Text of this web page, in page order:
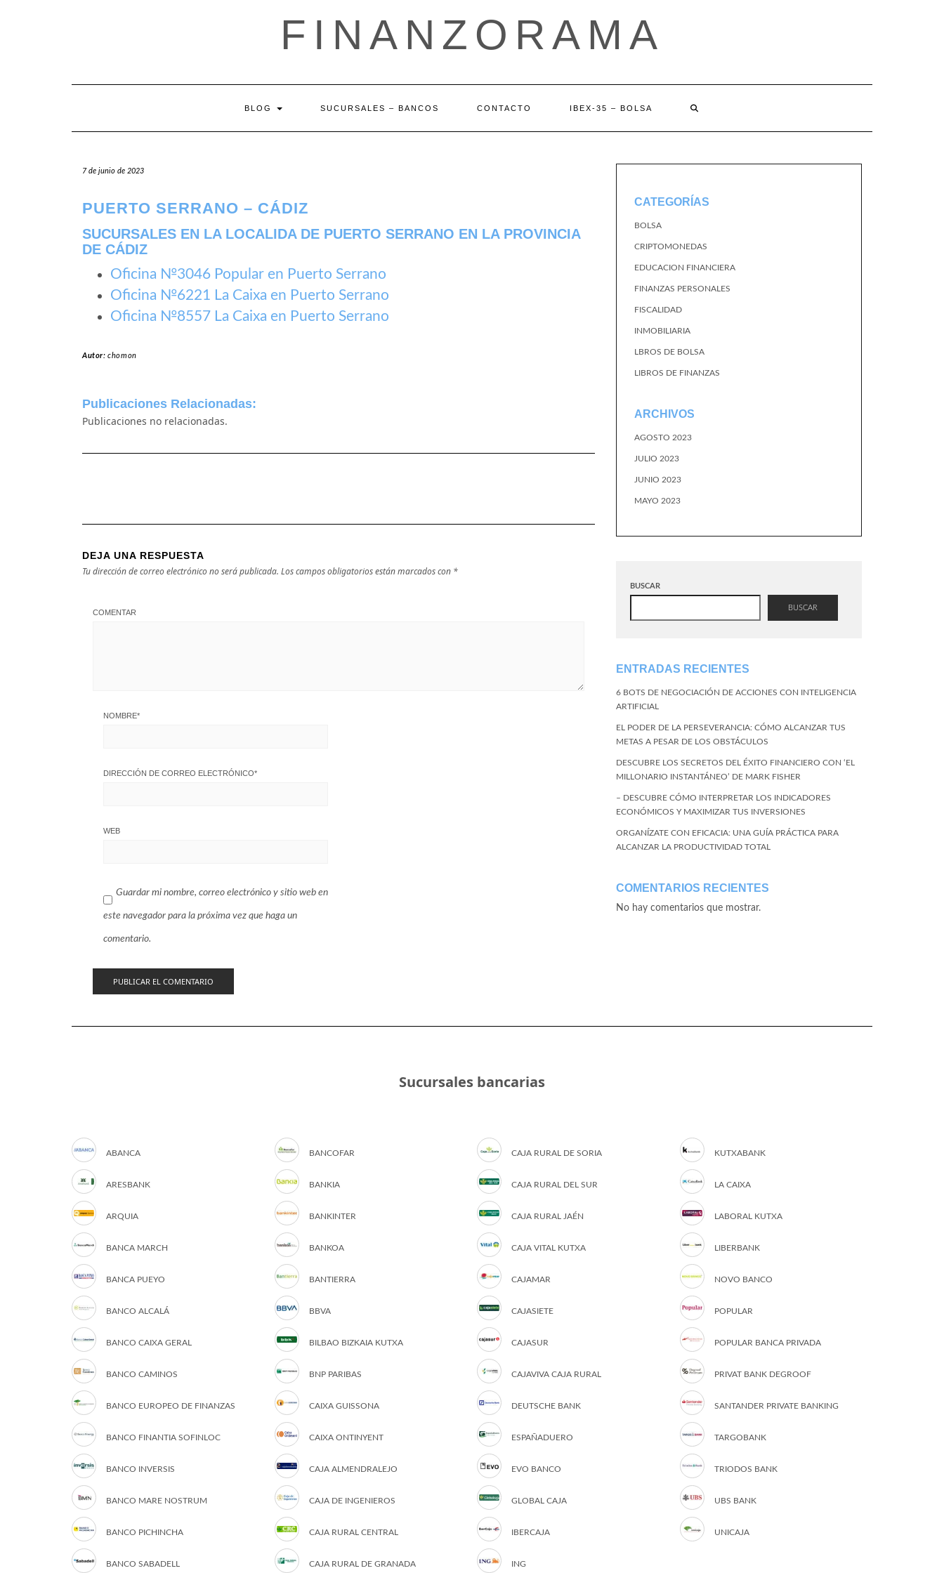
FINANZORAMA
BLOG SUCURSALES – BANCOS CONTACTO IBEX-35 – BOLSA
7 de junio de 2023
PUERTO SERRANO – CÁDIZ
SUCURSALES EN LA LOCALIDA DE PUERTO SERRANO EN LA PROVINCIA
DE CÁDIZ
Oficina №3046 Popular en Puerto Serrano
Oficina №6221 La Caixa en Puerto Serrano
Oficina №8557 La Caixa en Puerto Serrano
Autor:chomon
Publicaciones Relacionadas:
Publicaciones no relacionadas.
DEJA UNA RESPUESTA
Tu dirección de correo electrónico no será publicada. Los campos obligatorios están marcados con *
COMENTAR
NOMBRE*
DIRECCIÓN DE CORREO ELECTRÓNICO*
WEB
Guardar mi nombre, correo electrónico y sitio web en
este navegador para la próxima vez que haga un
comentario.
CATEGORÍAS
BOLSA
CRIPTOMONEDAS
EDUCACION FINANCIERA
FINANZAS PERSONALES
FISCALIDAD
INMOBILIARIA
LBROS DE BOLSA
LIBROS DE FINANZAS
ARCHIVOS
AGOSTO 2023
JULIO 2023
JUNIO 2023
MAYO 2023
BUSCAR
BUSCAR
ENTRADAS RECIENTES
6 BOTS DE NEGOCIACIÓN DE ACCIONES CON INTELIGENCIA
ARTIFICIAL
EL PODER DE LA PERSEVERANCIA: CÓMO ALCANZAR TUS
METAS A PESAR DE LOS OBSTÁCULOS
DESCUBRE LOS SECRETOS DEL ÉXITO FINANCIERO CON ‘EL
MILLONARIO INSTANTÁNEO’ DE MARK FISHER
– DESCUBRE CÓMO INTERPRETAR LOS INDICADORES
ECONÓMICOS Y MAXIMIZAR TUS INVERSIONES
ORGANÍZATE CON EFICACIA: UNA GUÍA PRÁCTICA PARA
ALCANZAR LA PRODUCTIVIDAD TOTAL
COMENTARIOS RECIENTES
No hay comentarios que mostrar.
Sucursales bancarias
ABANCA
ARESBANK
ARQUIA
BANCA MARCH
BANCA PUEYO
BANCO ALCALÁ
BANCO CAIXA GERAL
BANCO CAMINOS
BANCO EUROPEO DE FINANZAS
BANCO FINANTIA SOFINLOC
BANCO INVERSIS
BANCO MARE NOSTRUM
BANCO PICHINCHA
BANCO SABADELL
BANCOFAR
BANKIA
BANKINTER
BANKOA
BANTIERRA
BBVA
BILBAO BIZKAIA KUTXA
BNP PARIBAS
CAIXA GUISSONA
CAIXA ONTINYENT
CAJA ALMENDRALEJO
CAJA DE INGENIEROS
CAJA RURAL CENTRAL
CAJA RURAL DE GRANADA
CAJA RURAL DE SORIA
CAJA RURAL DEL SUR
CAJA RURAL JAÉN
CAJA VITAL KUTXA
CAJAMAR
CAJASIETE
CAJASUR
CAJAVIVA CAJA RURAL
DEUTSCHE BANK
ESPAÑADUERO
EVO BANCO
GLOBAL CAJA
IBERCAJA
ING
KUTXABANK
LA CAIXA
LABORAL KUTXA
LIBERBANK
NOVO BANCO
POPULAR
POPULAR BANCA PRIVADA
PRIVAT BANK DEGROOF
SANTANDER PRIVATE BANKING
TARGOBANK
TRIODOS BANK
UBS BANK
UNICAJA